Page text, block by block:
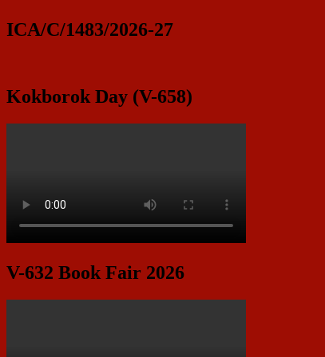
ICA/C/1483/2026-27
Kokborok Day (V-658)
V-632 Book Fair 2026